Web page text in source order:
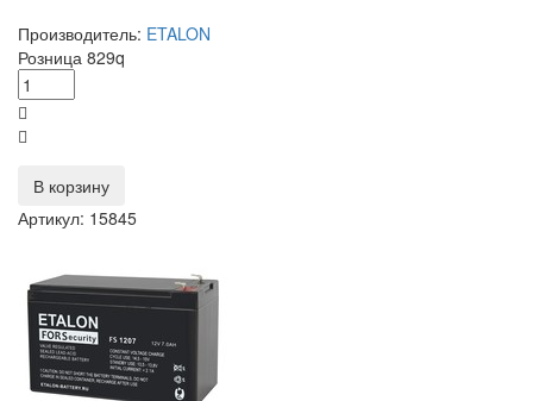
Производитель: ETALON
Розница 829q
В корзину
Артикул: 15845